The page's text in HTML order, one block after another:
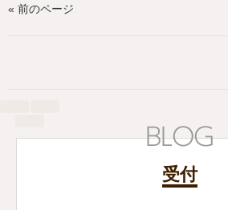
« 前のページ
受付